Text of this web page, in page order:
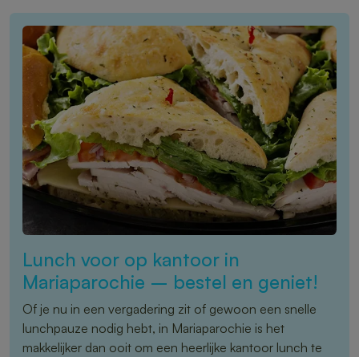
Lunch voor op kantoor in
Mariaparochie – bestel en geniet!
Of je nu in een vergadering zit of gewoon een snelle
lunchpauze nodig hebt, in Mariaparochie is het
makkelijker dan ooit om een heerlijke kantoor lunch te